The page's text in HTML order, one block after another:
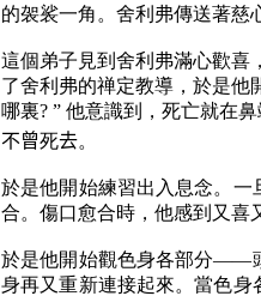
的袈裟一角。舍利弗傳送著慈
這個弟子見到舍利弗滿心歡
了舍利弗的禅定教導，於是他
哪裏? ” 他意識到，死亡就在
不曾死去。
於是他開始練習出入息念。一
合。傷口愈合時，他感到又喜
於是他開始觀色身各部分——
身再又重新連接起來。當色身